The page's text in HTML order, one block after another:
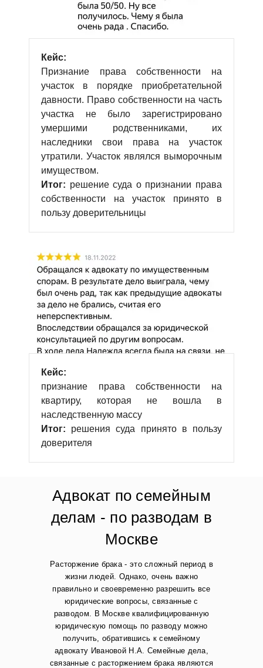
Кейс:
Признание права собственности на
участок в порядке приобретательной
давности. Право собственности на часть
участка не было зарегистрировано
умершими родственниками, их
наследники свои права на участок
утратили. Участок являлся выморочным
имуществом.
Итог: решение суда о признании права
собственности на участок принято в
пользу доверительницы
Кейс:
признание права собственности на
квартиру, которая не вошла в
наследственную массу
Итог: решения суда принято в пользу
доверителя
Адвокат по семейным
делам - по разводам в
Москве
Расторжение брака - это сложный период в
жизни людей. Однако, очень важно
правильно и своевременно разрешить все
юридические вопросы, связанные с
разводом. В Москве квалифицированную
юридическую помощь по разводу можно
получить, обратившись к семейному
адвокату Ивановой Н.А. Семейные дела,
связанные с расторжением брака являются